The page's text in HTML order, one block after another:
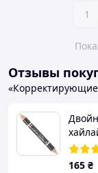
1
Отзывы
165 ₴